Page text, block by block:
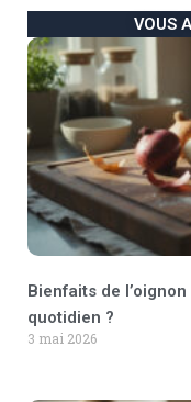
VOUS
Bienfaits de
quotidien ?
3 mai 2026